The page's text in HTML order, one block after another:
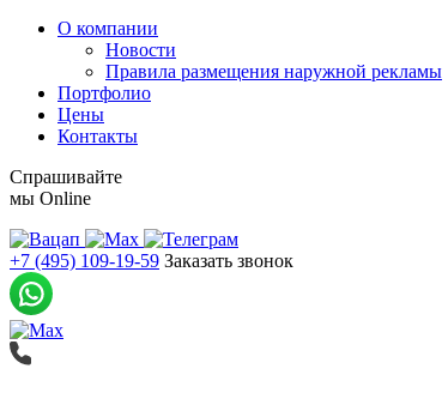
О компании
Новости
Правила размещения наружной рекламы
Портфолио
Цены
Контакты
Спрашивайте
мы Online
+7 (495) 109-19-59 Заказать звонок